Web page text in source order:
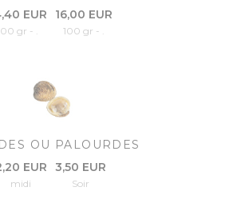
EUR
gr - .
16,00 EUR
100 gr - .
OU PALOURDES
EUR
midi
3,50 EUR
Soir